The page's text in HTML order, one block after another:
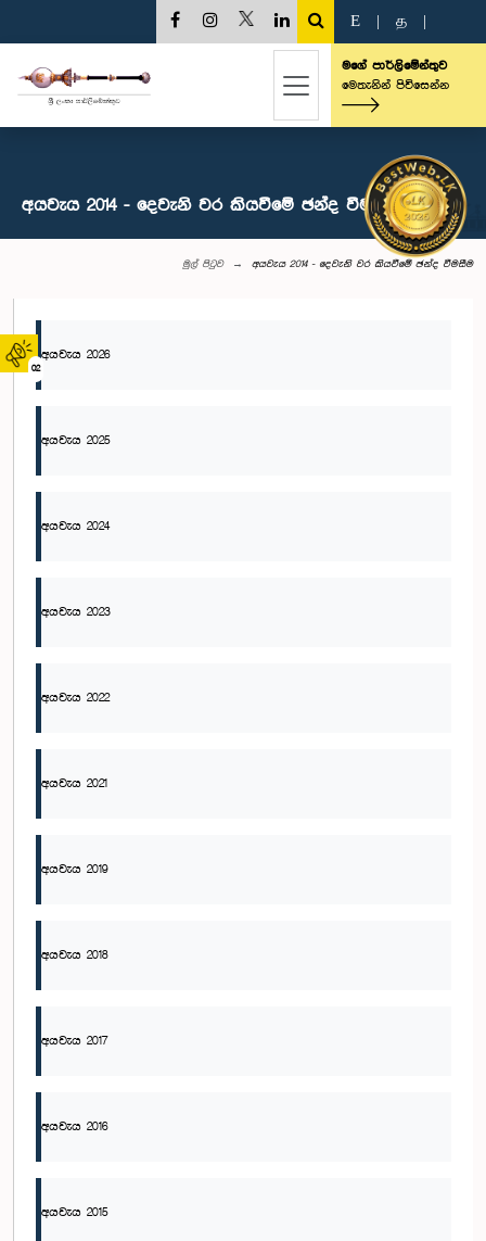
02
E த
මගේ පාර්ලිමේන්තුව
මෙතැනින් පිවිසෙන්න
අයවැය 2014 - දෙවැනි වර කියවීමේ ඡන්ද වීමසීම
මුල් පිටුව අයවැය 2014 - දෙවැනි වර කියවීමේ ඡන්ද වීමසීම
අයවැය 2026
අයවැය 2025
අයවැය 2024
අයවැය 2023
අයවැය 2022
අයවැය 2021
අයවැය 2019
අයවැය 2018
අයවැය 2017
අයවැය 2016
අයවැය 2015